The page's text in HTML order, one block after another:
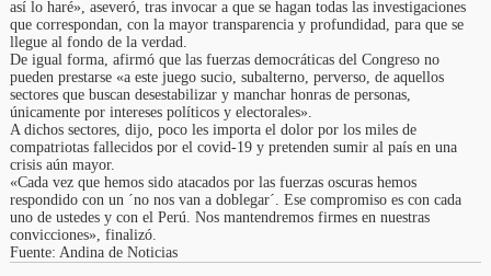
así lo haré», aseveró, tras invocar a que se hagan todas las investigaciones
que correspondan, con la mayor transparencia y profundidad, para que se
llegue al fondo de la verdad.
De igual forma, afirmó que las fuerzas democráticas del Congreso no
pueden prestarse «a este juego sucio, subalterno, perverso, de aquellos
sectores que buscan desestabilizar y manchar honras de personas,
únicamente por intereses políticos y electorales».
A dichos sectores, dijo, poco les importa el dolor por los miles de
compatriotas fallecidos por el covid-19 y pretenden sumir al país en una
crisis aún mayor.
«Cada vez que hemos sido atacados por las fuerzas oscuras hemos
respondido con un ´no nos van a doblegar´. Ese compromiso es con cada
uno de ustedes y con el Perú. Nos mantendremos firmes en nuestras
convicciones», finalizó.
Fuente: Andina de Noticias